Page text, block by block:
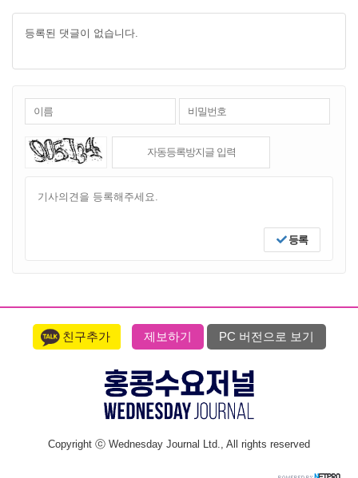
등록된 댓글이 없습니다.
등록
친구추가 제보하기 PC 버전으로 보기
Copyright ⓒ Wednesday Journal Ltd., All rights reserved